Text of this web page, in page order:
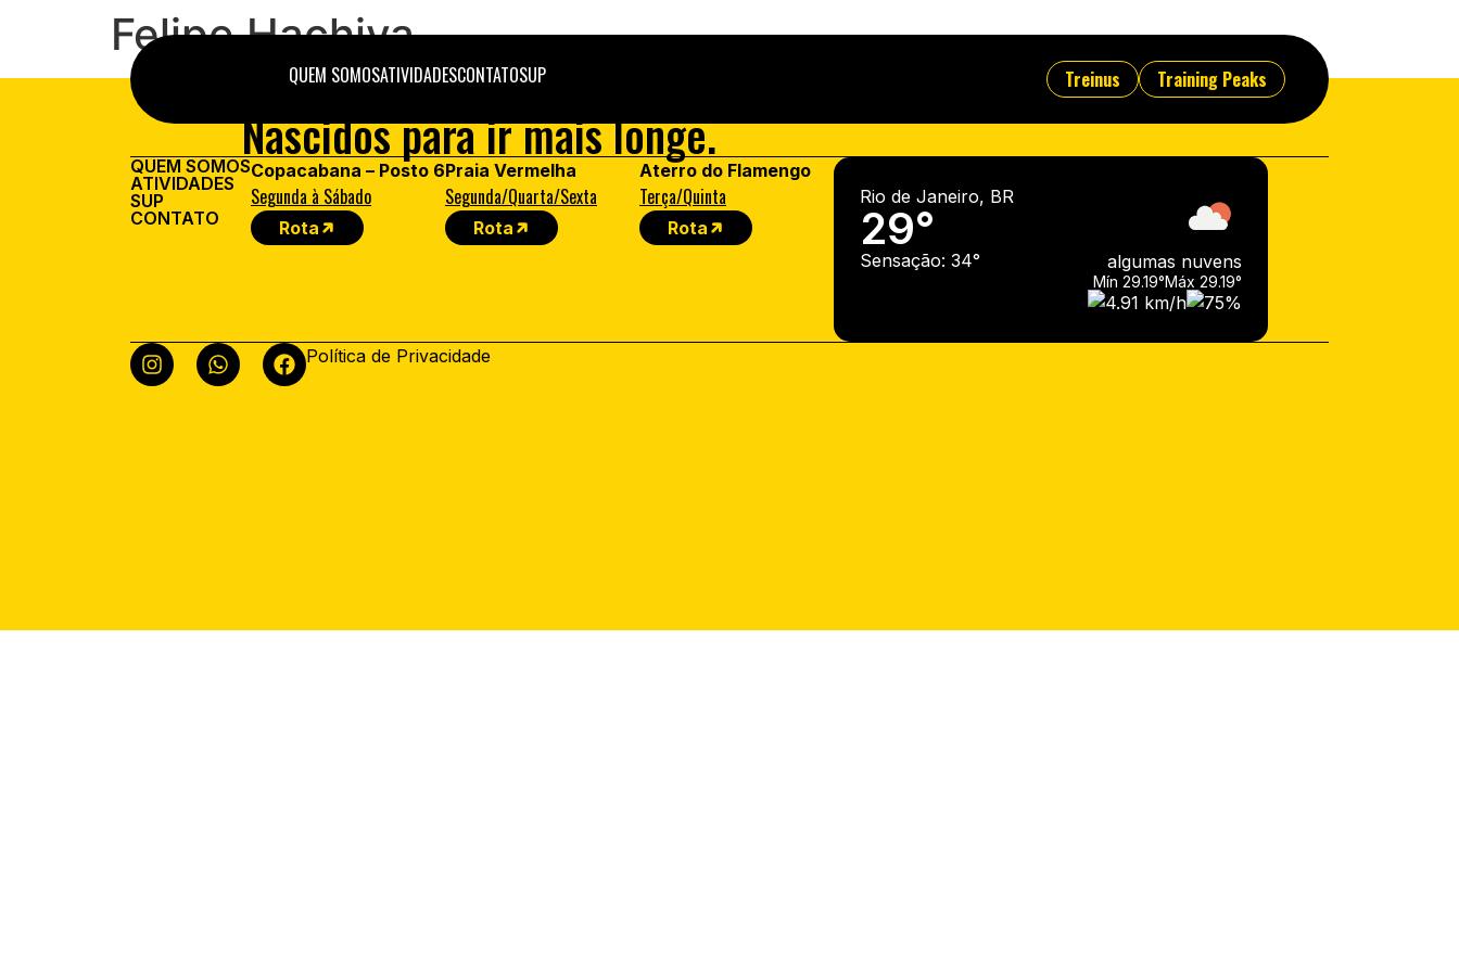
QUEM SOMOSATIVIDADESCONTATOSUP Treinus Training Peaks
Felipe Hachiya
Nascidos para ir mais longe.
QUEM SOMOS
ATIVIDADES
SUP
CONTATO
Copacabana – Posto 6
Segunda à Sábado
Rota
Praia Vermelha
Segunda/Quarta/Sexta
Rota
Aterro do Flamengo
Terça/Quinta
Rota
Rio de Janeiro, BR
29°
Sensação: 34° algumas nuvens
Mín 29.19°Máx 29.19°
4.91 km/h 75%
Política de Privacidade